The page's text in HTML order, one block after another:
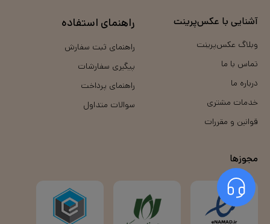
آشنایی با عکس‌پرینت
وبلاگ عکس‌پرینت
تماس با ما
درباره ما
خدمات مشتری
قوانین و مقررات
راهنمای استفاده
راهنمای ثبت سفارش
پیگیری سفارشات
راهنمای پرداخت
سوالات متداول
مجوزها